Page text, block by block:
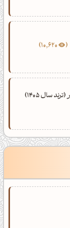
سال 1405)